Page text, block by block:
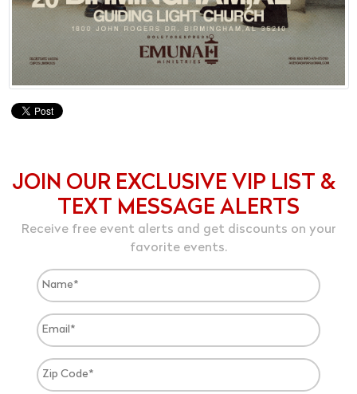
JOIN OUR EXCLUSIVE VIP LIST &
TEXT MESSAGE ALERTS
Receive free event alerts and get discounts on your
favorite events.